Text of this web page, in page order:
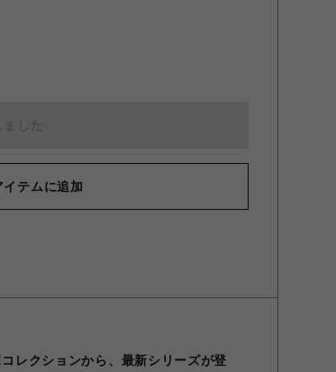
テムに追加
レクションから、最新シリーズが登